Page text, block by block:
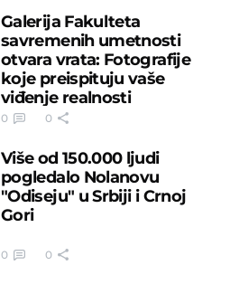
Galerija Fakulteta
savremenih umetnosti
otvara vrata: Fotografije
koje preispituju vaše
viđenje realnosti
0 0
Više od 150.000 ljudi
pogledalo Nolanovu
"Odiseju" u Srbiji i Crnoj
Gori
0 0